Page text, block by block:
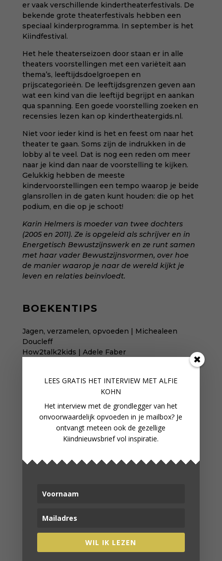
er vaak verschillende kindertheaterfestivals. De
bekende grote theaterfestivals hebben een
speciaal kinderprogramma. In september is het
Kiindfestival .
Het hele theaterseizoen door staan er in alle
theaters voorstellingen met een variëteit aan
thema’s, leeftijdsdoelgroepen en
prijscategorieën. De leeftijdsgrenzen geven aan
wat een kind van die leeftijd begrijpt en aankan
qua spanning. Een goede voorstelling zoeken en
recensies lezen kan op kindertheatergids.nl .
Niet voor ieder kind is het en feest om naar het
theater te gaan. Soms zijn de indrukken in de
lobby al te veel. Dat is nog een reden om meer
naar je kind dan naar de voorstelling te kijken.
Gelukkig hebben de meeste
kindervoorstellingen een tempo waarop je beide
glansrollen in de gaten kunt houden: die op het
podium, en die op je schoot!
Karin Helmers is moeder van twee dochters
(2005 en 2011). Ze is opgeleid als schrijver en in
Energetisch Bewustzijnswerk en ze runt samen
met haar vader Bewustzijnsvormen, over hoe
de manier waarop je naar de wereld kijkt je
leven en relaties beïnvloedt.
BOEKENTIPS
Jagen, verzamelen, opvoeden | Michealeen
Doucleff
How2talk2kids | Adele Faber
WORD LID
In onze fijne online community
VERDER LEZEN
LEES GRATIS HET INTERVIEW MET ALFIE
KOHN
Het interview met de grondlegger van het
onvoorwaardelijk opvoeden in je mailbox? Je
ontvangt meteen ook de gezellige
Kiindnieuwsbrief vol inspiratie.
WIL IK LEZEN